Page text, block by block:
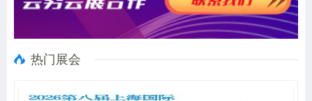
热门展会